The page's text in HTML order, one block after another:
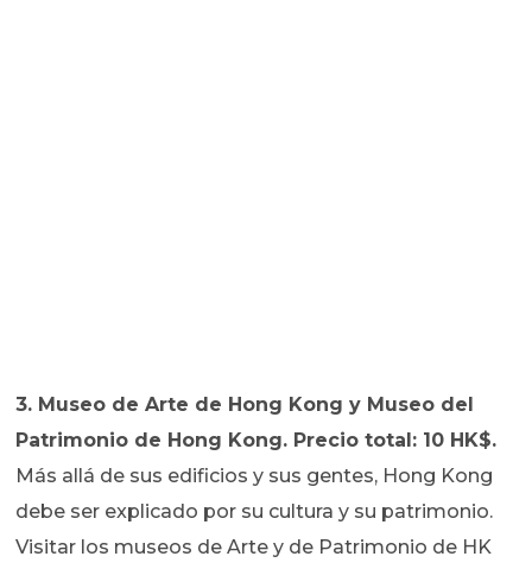
3. Museo de Arte de Hong Kong y Museo del
Patrimonio de Hong Kong. Precio total: 10 HK$.
Más allá de sus edificios y sus gentes, Hong Kong
debe ser explicado por su cultura y su patrimonio.
Visitar los museos de Arte y de Patrimonio de HK